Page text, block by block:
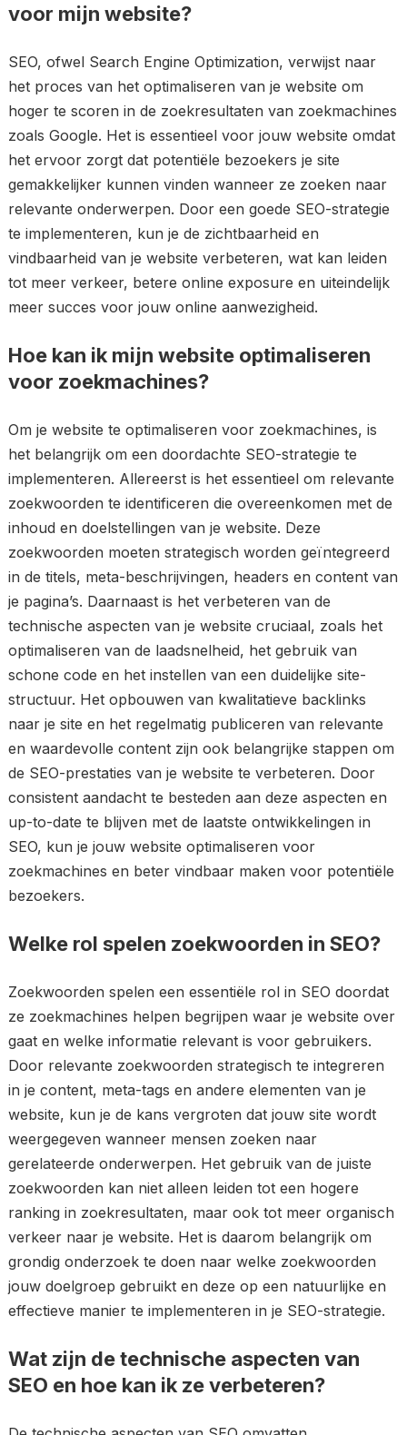
voor mijn website?
SEO, ofwel Search Engine Optimization, verwijst naar
het proces van het optimaliseren van je website om
hoger te scoren in de zoekresultaten van zoekmachines
zoals Google. Het is essentieel voor jouw website omdat
het ervoor zorgt dat potentiële bezoekers je site
gemakkelijker kunnen vinden wanneer ze zoeken naar
relevante onderwerpen. Door een goede SEO-strategie
te implementeren, kun je de zichtbaarheid en
vindbaarheid van je website verbeteren, wat kan leiden
tot meer verkeer, betere online exposure en uiteindelijk
meer succes voor jouw online aanwezigheid.
Hoe kan ik mijn website optimaliseren
voor zoekmachines?
Om je website te optimaliseren voor zoekmachines, is
het belangrijk om een doordachte SEO-strategie te
implementeren. Allereerst is het essentieel om relevante
zoekwoorden te identificeren die overeenkomen met de
inhoud en doelstellingen van je website. Deze
zoekwoorden moeten strategisch worden geïntegreerd
in de titels, meta-beschrijvingen, headers en content van
je pagina’s. Daarnaast is het verbeteren van de
technische aspecten van je website cruciaal, zoals het
optimaliseren van de laadsnelheid, het gebruik van
schone code en het instellen van een duidelijke site-
structuur. Het opbouwen van kwalitatieve backlinks
naar je site en het regelmatig publiceren van relevante
en waardevolle content zijn ook belangrijke stappen om
de SEO-prestaties van je website te verbeteren. Door
consistent aandacht te besteden aan deze aspecten en
up-to-date te blijven met de laatste ontwikkelingen in
SEO, kun je jouw website optimaliseren voor
zoekmachines en beter vindbaar maken voor potentiële
bezoekers.
Welke rol spelen zoekwoorden in SEO?
Zoekwoorden spelen een essentiële rol in SEO doordat
ze zoekmachines helpen begrijpen waar je website over
gaat en welke informatie relevant is voor gebruikers.
Door relevante zoekwoorden strategisch te integreren
in je content, meta-tags en andere elementen van je
website, kun je de kans vergroten dat jouw site wordt
weergegeven wanneer mensen zoeken naar
gerelateerde onderwerpen. Het gebruik van de juiste
zoekwoorden kan niet alleen leiden tot een hogere
ranking in zoekresultaten, maar ook tot meer organisch
verkeer naar je website. Het is daarom belangrijk om
grondig onderzoek te doen naar welke zoekwoorden
jouw doelgroep gebruikt en deze op een natuurlijke en
effectieve manier te implementeren in je SEO-strategie.
Wat zijn de technische aspecten van
SEO en hoe kan ik ze verbeteren?